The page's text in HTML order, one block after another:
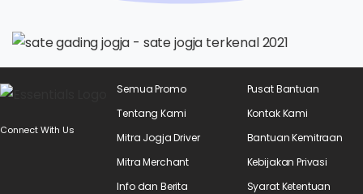
Connect With Us
Semua Promo
Tentang Kami
Mitra Jogja Driver
Mitra Merchant
Info dan Berita
Pusat Bantuan
Kontak Kami
Bantuan Kemitraan
Kebijakan Privasi
Syarat Ketentuan